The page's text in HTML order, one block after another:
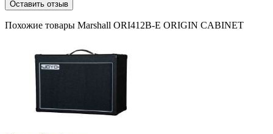
Оставить отзыв
Похожие товары Marshall ORI412B-E ORIGIN CABINET